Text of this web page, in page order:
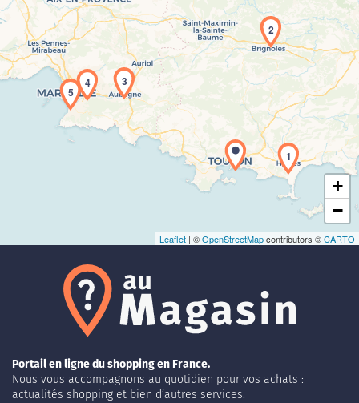
Chargement de la carte en cours...
1
2
3
4
5
+
−
Leaflet | ©OpenStreetMapcontributors ©CARTO
Portail en ligne du shopping en France.
Nous vous accompagnons au quotidien pour vos achats :
actualités shopping et bien d’autres services.